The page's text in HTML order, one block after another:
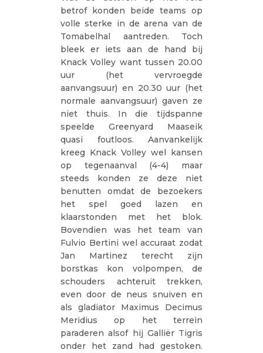
betrof konden beide teams op
volle sterke in de arena van de
Tomabelhal aantreden. Toch
bleek er iets aan de hand bij
Knack Volley want tussen 20.00
uur (het vervroegde
aanvangsuur) en 20.30 uur (het
normale aanvangsuur) gaven ze
niet thuis. In die tijdspanne
speelde Greenyard Maaseik
quasi foutloos. Aanvankelijk
kreeg Knack Volley wel kansen
op tegenaanval (4-4) maar
steeds konden ze deze niet
benutten omdat de bezoekers
het spel goed lazen en
klaarstonden met het blok.
Bovendien was het team van
Fulvio Bertini wel accuraat zodat
Jan Martinez terecht zijn
borstkas kon volpompen, de
schouders achteruit trekken,
even door de neus snuiven en
als gladiator Maximus Decimus
Meridius op het terrein
paraderen alsof hij Galliër Tigris
onder het zand had gestoken.